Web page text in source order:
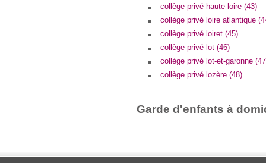
collège privé haute loire (43)
collège privé loire atlantique
collège privé loiret (45)
collège privé lot (46)
collège privé lot-et-garonne
collège privé lozère (48)
Garde d'enfants à